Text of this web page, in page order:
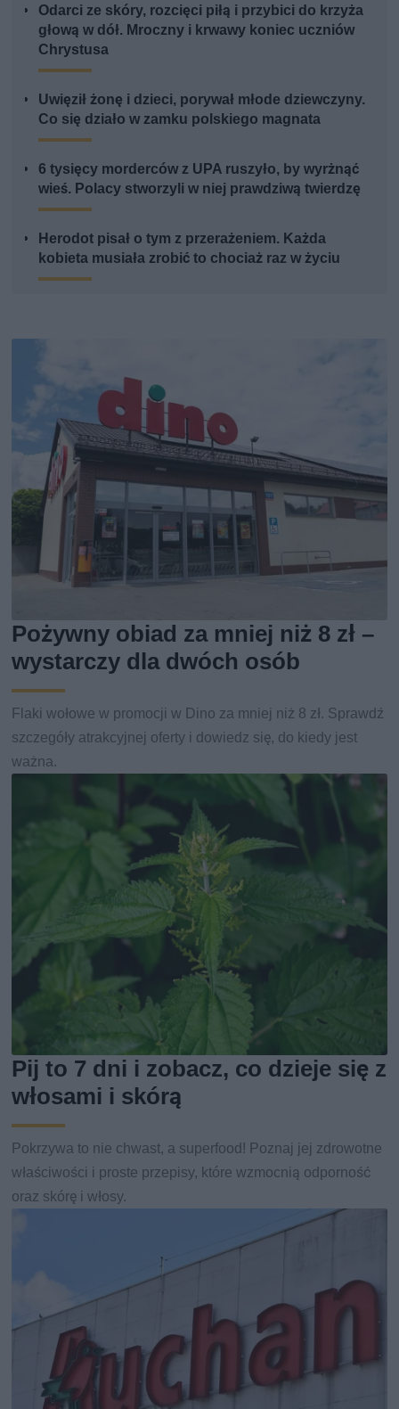
Odarci ze skóry, rozcięci piłą i przybici do krzyża
głową w dół. Mroczny i krwawy koniec uczniów
Chrystusa
Uwięził żonę i dzieci, porywał młode dziewczyny.
Co się działo w zamku polskiego magnata
6 tysięcy morderców z UPA ruszyło, by wyrżnąć
wieś. Polacy stworzyli w niej prawdziwą twierdzę
Herodot pisał o tym z przerażeniem. Każda
kobieta musiała zrobić to chociaż raz w życiu
Pożywny obiad za mniej niż 8 zł –
wystarczy dla dwóch osób
Flaki wołowe w promocji w Dino za mniej niż 8 zł. Sprawdź
szczegóły atrakcyjnej oferty i dowiedz się, do kiedy jest
ważna.
Pij to 7 dni i zobacz, co dzieje się z
włosami i skórą
Pokrzywa to nie chwast, a superfood! Poznaj jej zdrowotne
właściwości i proste przepisy, które wzmocnią odporność
oraz skórę i włosy.